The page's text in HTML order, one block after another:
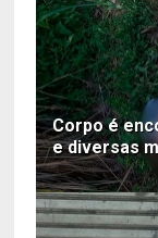
Corpo é
e diversas